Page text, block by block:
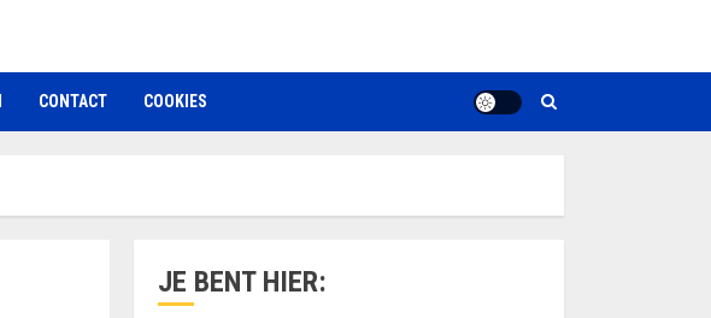
CONTACT COOKIES
JE BENT HIER: